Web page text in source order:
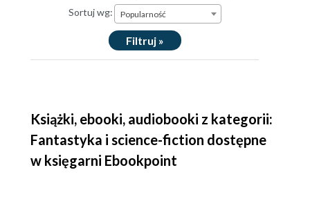
Sortuj wg: Popularność
Filtruj »
Książki, ebooki, audiobooki z kategorii:
Fantastyka i science-fiction dostępne
w księgarni Ebookpoint